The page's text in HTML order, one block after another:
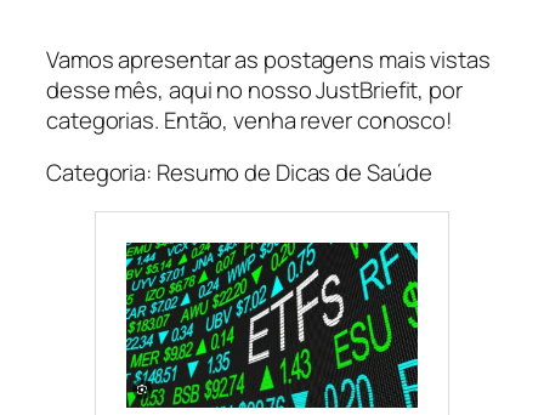
Vamos apresentar as postagens mais vistas
desse mês, aqui no nosso JustBriefit, por
categorias. Então, venha rever conosco!
Categoria: Resumo de Dicas de Saúde